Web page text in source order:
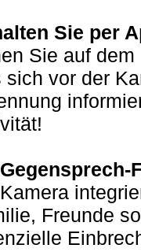
Sie per
Sie auf
sich vor der
Freunde